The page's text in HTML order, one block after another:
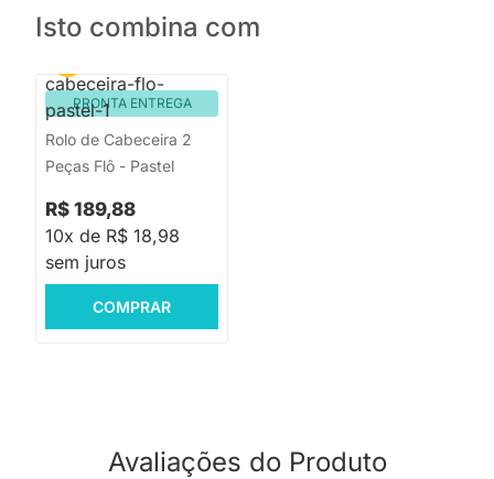
Isto combina com
PRONTA ENTREGA
Rolo de Cabeceira 2
Peças Flô - Pastel
R$ 189,88
10x de R$ 18,98
sem juros
COMPRAR
Avaliações do Produto